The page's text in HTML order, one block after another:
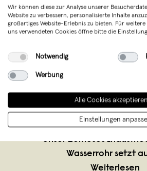
various - Design aus
Temperguss und
fertigen exklusiv auf
liebevoller Handarbeit in
Unser zeitloses
Wasserrohr setzt
Weiterlesen
Wir können diese zur Analyse unserer
Website zu verbessern, personalisierte Inhalte
großartiges Website-Erlebnis zu bieten. Für
uns verwendeten Cookies öffne bitte die
Notwendig
Werbung
Alle Cookies
Einstellungen